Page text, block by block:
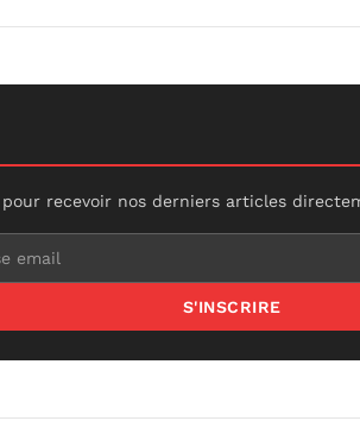
pour recevoir nos derniers articles
S'INSCRIRE